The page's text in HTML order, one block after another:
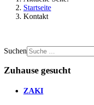
Startseite
Kontakt
Suchen
Zuhause gesucht
ZAKI